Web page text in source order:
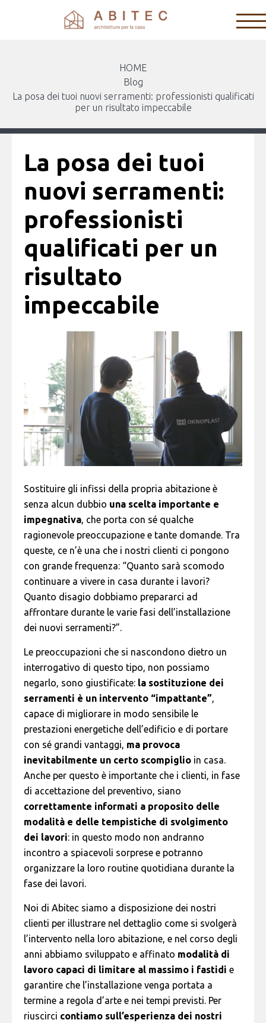
HOME
Blog
La posa dei tuoi nuovi serramenti: professionisti qualificati
per un risultato impeccabile
La posa dei tuoi
nuovi serramenti:
professionisti
qualificati per un
risultato
impeccabile
Sostituire gli infissi della propria abitazione è
senza alcun dubbio una scelta importante e
impegnativa, che porta con sé qualche
ragionevole preoccupazione e tante domande. Tra
queste, ce n’è una che i nostri clienti ci pongono
con grande frequenza: “Quanto sarà scomodo
continuare a vivere in casa durante i lavori?
Quanto disagio dobbiamo prepararci ad
affrontare durante le varie fasi dell’installazione
dei nuovi serramenti?”.
Le preoccupazioni che si nascondono dietro un
interrogativo di questo tipo, non possiamo
negarlo, sono giustificate: la sostituzione dei
serramenti è un intervento “impattante”,
capace di migliorare in modo sensibile le
prestazioni energetiche dell’edificio e di portare
con sé grandi vantaggi, ma provoca
inevitabilmente un certo scompiglio in casa.
Anche per questo è importante che i clienti, in fase
di accettazione del preventivo, siano
correttamente informati a proposito delle
modalità e delle tempistiche di svolgimento
dei lavori: in questo modo non andranno
incontro a spiacevoli sorprese e potranno
organizzare la loro routine quotidiana durante la
fase dei lavori.
Noi di Abitec siamo a disposizione dei nostri
clienti per illustrare nel dettaglio come si svolgerà
l’intervento nella loro abitazione, e nel corso degli
anni abbiamo sviluppato e affinato modalità di
lavoro capaci di limitare al massimo i fastidi e
garantire che l’installazione venga portata a
termine a regola d’arte e nei tempi previsti. Per
riuscirci contiamo sull’esperienza dei nostri